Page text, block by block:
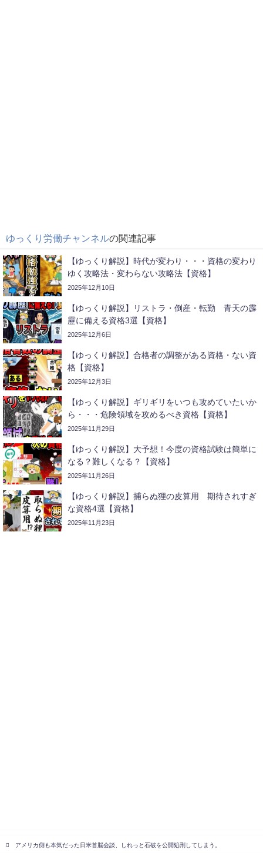
ゆっくり労働チャンネルの関連記事
【ゆっくり解説】時代が変わり・・・資格の変わり
ゆく攻略法・変わらない攻略法【資格】
2025年12月10日
【ゆっくり解説】リストラ・倒産・転勤 青天の霹
靂に備える資格3選【資格】
2025年12月6日
【ゆっくり解説】合格者の調整がある資格・ない資
格【資格】
2025年12月3日
【ゆっくり解説】ギリギリをいつも攻めていたいか
ら・・・危険領域を攻めるべき資格【資格】
2025年11月29日
【ゆっくり解説】大予想！今度の資格試験は簡単に
なる？難しくなる？【資格】
2025年11月26日
【ゆっくり解説】捕らぬ狸の皮算用 期待されすぎ
な資格4選【資格】
2025年11月23日
アメリカ側も本気だった日米首脳会談、しれっと石破を公開処刑してしまう。